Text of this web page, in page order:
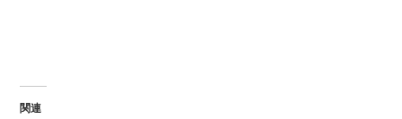
関連